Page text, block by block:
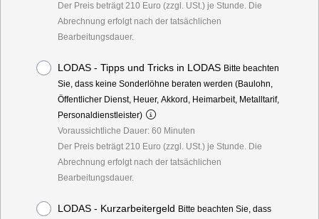
Der Preis beträgt 210 Euro (zzgl. USt.) je Stunde. Die
Abrechnung erfolgt nach der tatsächlichen
Bearbeitungsdauer.
LODAS - Tipps und Tricks in LODAS Bitte beachten
Sie, dass keine Sonderlöhne beraten werden (Baulohn,
Öffentlicher Dienst, Heuer, Akkord, Heimarbeit, Metalltarif,
Personaldienstleister)
Voraussichtliche Dauer: 60 Minuten
Der Preis beträgt 210 Euro (zzgl. USt.) je Stunde. Die
Abrechnung erfolgt nach der tatsächlichen
Bearbeitungsdauer.
LODAS - Kurzarbeitergeld Bitte beachten Sie, dass